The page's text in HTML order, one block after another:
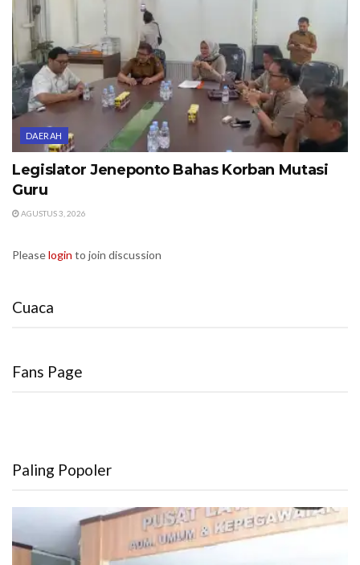
DAERAH
Legislator Jeneponto Bahas Korban Mutasi
Guru
AGUSTUS 3, 2026
Pleaselogin to join discussion
Cuaca
Fans Page
Paling Popoler